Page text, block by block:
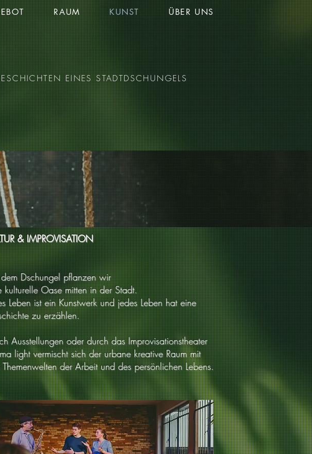
RAUM KUNST ÜBER UNS
EINES STADTDSCHUNGELS
& IMPROVISATION
Dschungel pflanzen wir
kulturelle Oase mitten in der Stadt.
Leben ist ein Kunstwerk und jedes Leben hat eine
zu erzählen.
Ausstellungen oder durch das Improvisationstheater
light vermischt sich der urbane kreative Raum mit
der Arbeit und des persönlichen Lebens.